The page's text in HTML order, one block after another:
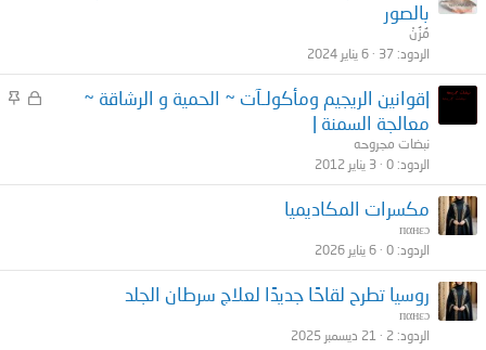
بالصور
مُزُنْ
الردود 37 6 يناير 2024
م
م
|قوانين الريجيم ومأكولـآت ~ الحمية و الرشاقة ~
معالجة السمنة |
نبضات مجروحه
الردود 0 3 يناير 2012
مكسرات المكاديميا
пαнεɔ
الردود 0 6 يناير 2026
روسيا تطرح لقاحًا جديدًا لعلاج سرطان الجلد
пαнεɔ
الردود 2 21 ديسمبر 2025